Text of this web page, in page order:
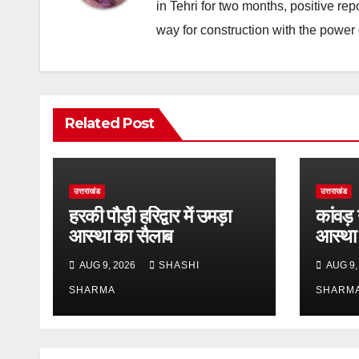
in Tehri for two months, positive
way for construction with the
Related Post
उत्तराखंड
हरकी पौड़ी हरिद्वार में उमड़ा
आस्था का सैलाब
AUG 9, 2026 SHASHI
SHARMA
उत्तराखंड
कांवड़
आस्था
AUG